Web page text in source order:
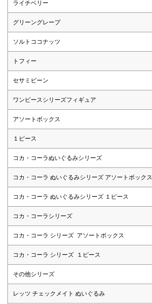
ライチベリー
グリーングレープ
ソルトココナッツ
トフィー
セサミビーン
ワンピースシリーズフィギュア
アソートボックス
１ピース
コカ・コーラぬいぐるみシリーズ
コカ・コーラ ぬいぐるみシリーズ アソートボックス
コカ・コーラ ぬいぐるみシリーズ １ピース
コカ・コーラシリーズ
コカ・コーラ シリーズ アソートボックス
コカ・コーラ シリーズ １ピース
その他シリーズ
レッツ チェックメイト ぬいぐるみ